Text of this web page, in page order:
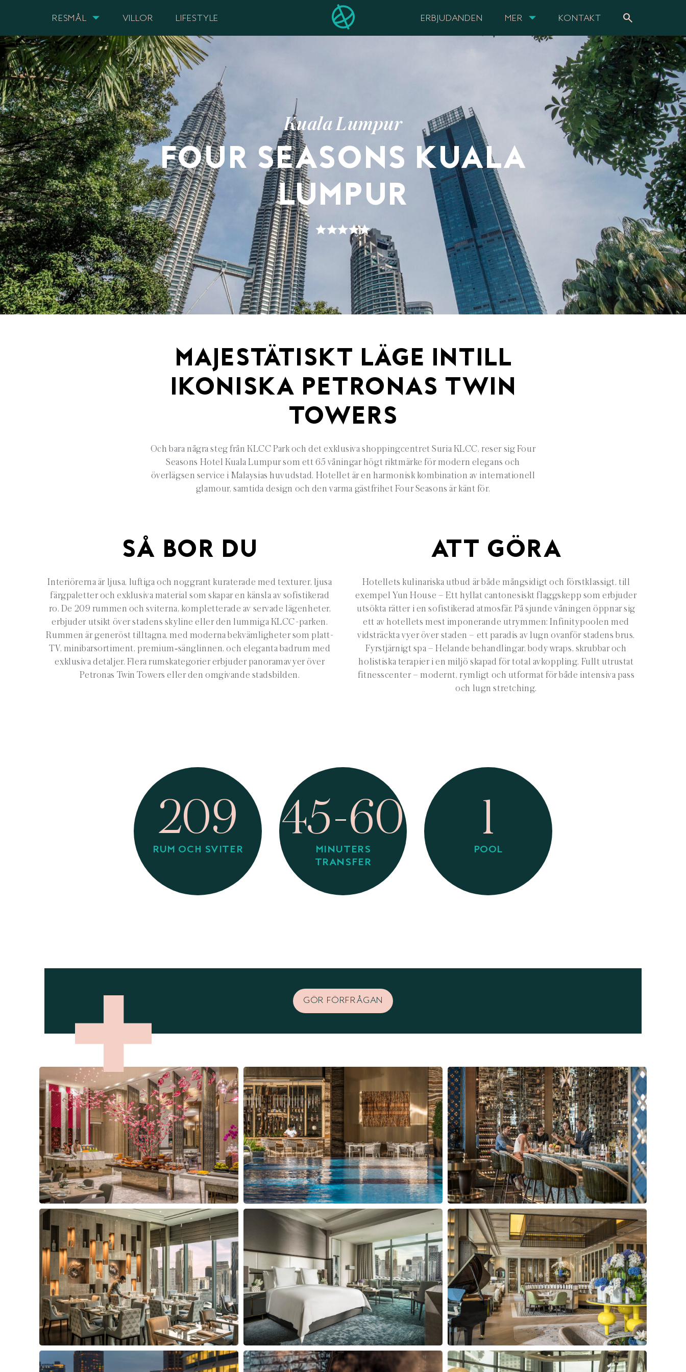
RESMÅL VILLOR LIFESTYLE ERBJUDANDEN MER KONTAKT search
Kuala Lumpur
FOUR SEASONS KUALA
LUMPUR
MAJESTÄTISKT LÄGE INTILL
IKONISKA PETRONAS TWIN
TOWERS
Och bara några steg från KLCC Park och det exklusiva shoppingcentret Suria KLCC, reser sig Four
Seasons Hotel Kuala Lumpur som ett 65 våningar högt riktmärke för modern elegans och
överlägsen service i Malaysias huvudstad. Hotellet är en harmonisk kombination av internationell
glamour, samtida design och den varma gästfrihet Four Seasons är känt för.
SÅ BOR DU
Interiörerna är ljusa, luftiga och noggrant kuraterade med texturer, ljusa
färgpaletter och exklusiva material som skapar en känsla av sofistikerad
ro. De 209 rummen och sviterna, kompletterade av servade lägenheter,
erbjuder utsikt över stadens skyline eller den lummiga KLCC-parken.
Rummen är generöst tilltagna, med moderna bekvämligheter som platt-
TV, minibarsortiment, premium‑sänglinnen, och eleganta badrum med
exklusiva detaljer. Flera rumskategorier erbjuder panoramavyer över
Petronas Twin Towers eller den omgivande stadsbilden.
ATT GÖRA
Hotellets kulinariska utbud är både mångsidigt och förstklassigt, till
exempel Yun House – Ett hyllat cantonesiskt flaggskepp som erbjuder
utsökta rätter i en sofistikerad atmosfär. På sjunde våningen öppnar sig
ett av hotellets mest imponerande utrymmen: Infinitypoolen med
vidsträckta vyer över staden – ett paradis av lugn ovanför stadens brus.
Fyrstjärnigt spa – Helande behandlingar, body wraps, skrubbar och
holistiska terapier i en miljö skapad för total avkoppling. Fullt utrustat
fitnesscenter – modernt, rymligt och utformat för både intensiva pass
och lugn stretching.
209
RUM OCH SVITER
45-60
MINUTERS
TRANSFER
1
POOL
GÖR FÖRFRÅGAN